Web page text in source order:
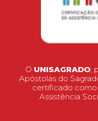
O UNISAGRADO,
Apóstolas do
certificado
Assistência